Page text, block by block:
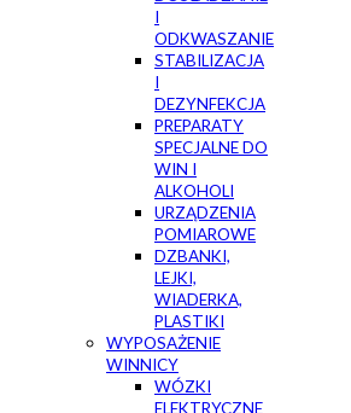
I
ODKWASZANIE
STABILIZACJA
I
DEZYNFEKCJA
PREPARATY
SPECJALNE DO
WIN I
ALKOHOLI
URZĄDZENIA
POMIAROWE
DZBANKI,
LEJKI,
WIADERKA,
PLASTIKI
WYPOSAŻENIE
WINNICY
WÓZKI
ELEKTRYCZNE